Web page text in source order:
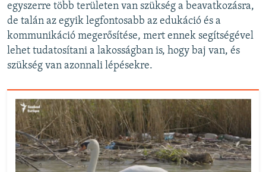
egyszerre több területen van szükség a beavatkozásra,
de talán az egyik legfontosabb az edukáció és a
kommunikáció megerősítése, mert ennek segítségével
lehet tudatosítani a lakosságban is, hogy baj van, és
szükség van azonnali lépésekre.